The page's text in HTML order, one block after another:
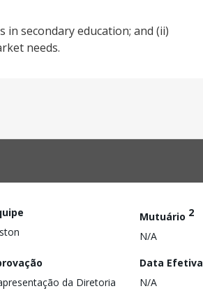
in secondary education; and (ii)
needs.
Mutuário 2
N/A
da Diretoria
Data Efetiva
N/A